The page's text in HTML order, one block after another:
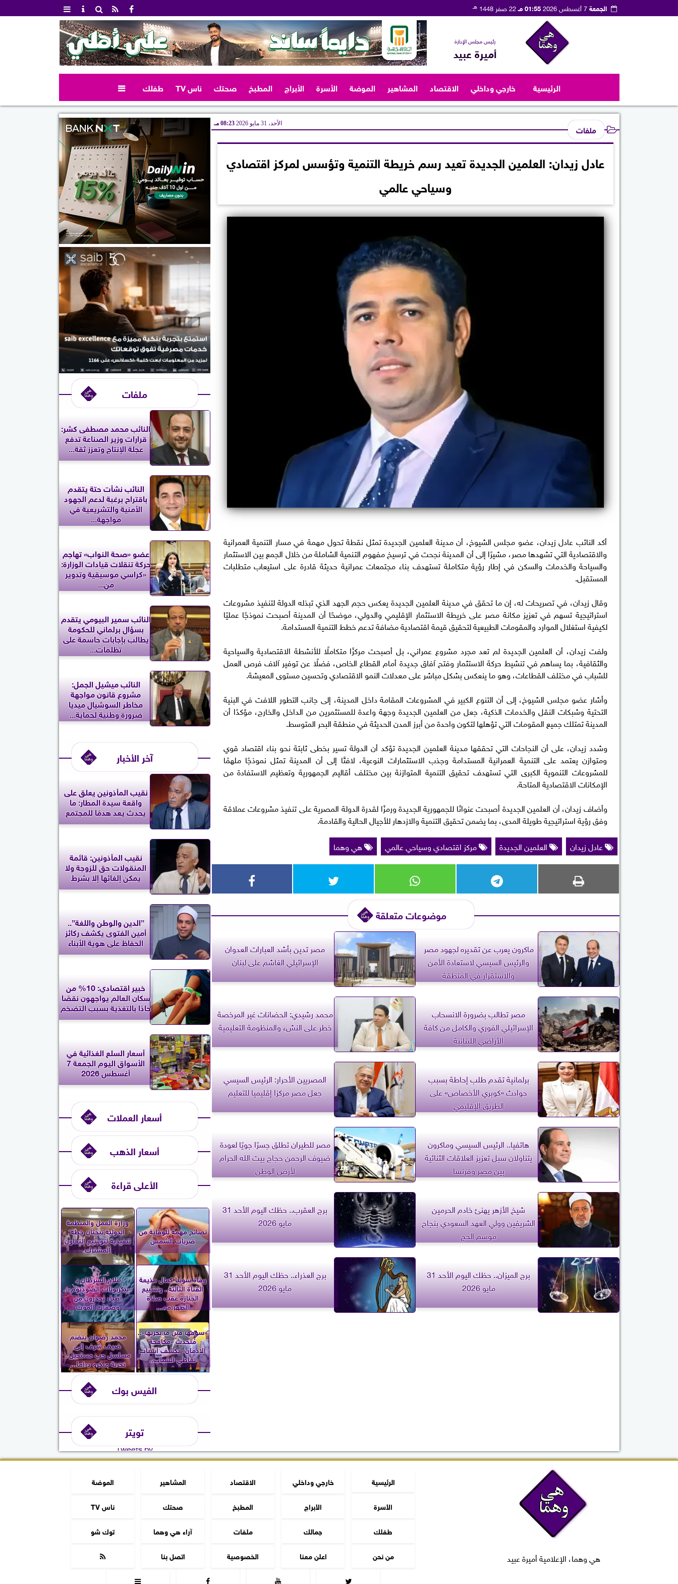
الجمعة7 أغسطس 2026 01:55 مـ 22 صفر 1448 هـ
رئيس مجلس الإدارة
أميرة عبيد
الرئيسية خارجي وداخلي الاقتصاد المشاهير الموضة الأسرة الأبراج المطبخ صحتك ناس TV طفلك 
ملفات الأحد، 31 مايو 2026 08:23 مـ
عادل زيدان: العلمين الجديدة تعيد رسم خريطة التنمية وتؤسس لمركز اقتصادي
وسياحي عالمي
أكد النائب عادل زيدان، عضو مجلس الشيوخ، أن مدينة العلمين الجديدة تمثل نقطة تحول مهمة في مسار التنمية العمرانية
والاقتصادية التي تشهدها مصر، مشيرًا إلى أن المدينة نجحت في ترسيخ مفهوم التنمية الشاملة من خلال الجمع بين الاستثمار
والسياحة والخدمات والسكن في إطار رؤية متكاملة تستهدف بناء مجتمعات عمرانية حديثة قادرة على استيعاب متطلبات
المستقبل.
وقال زيدان، في تصريحات له، إن ما تحقق في مدينة العلمين الجديدة يعكس حجم الجهد الذي تبذله الدولة لتنفيذ مشروعات
استراتيجية تسهم في تعزيز مكانة مصر على خريطة الاستثمار الإقليمي والدولي، موضحًا أن المدينة أصبحت نموذجًا عمليًا
لكيفية استغلال الموارد والمقومات الطبيعية لتحقيق قيمة اقتصادية مضافة تدعم خطط التنمية المستدامة.
ولفت زيدان، أن العلمين الجديدة لم تعد مجرد مشروع عمراني، بل أصبحت مركزًا متكاملًا للأنشطة الاقتصادية والسياحية
والثقافية، بما يساهم في تنشيط حركة الاستثمار وفتح آفاق جديدة أمام القطاع الخاص، فضلًا عن توفير آلاف فرص العمل
للشباب في مختلف القطاعات، وهو ما ينعكس بشكل مباشر على معدلات النمو الاقتصادي وتحسين مستوى المعيشة.
وأشار عضو مجلس الشيوخ، إلى أن التنوع الكبير في المشروعات المقامة داخل المدينة، إلى جانب التطور اللافت في البنية
التحتية وشبكات النقل والخدمات الذكية، جعل من العلمين الجديدة وجهة واعدة للمستثمرين من الداخل والخارج، مؤكدًا أن
المدينة تمتلك جميع المقومات التي تؤهلها لتكون واحدة من أبرز المدن الحديثة في منطقة البحر المتوسط.
وشدد زيدان، على أن النجاحات التي تحققها مدينة العلمين الجديدة تؤكد أن الدولة تسير بخطى ثابتة نحو بناء اقتصاد قوي
ومتوازن يعتمد على التنمية العمرانية المستدامة وجذب الاستثمارات النوعية، لافتًا إلى أن المدينة تمثل نموذجًا ملهمًا
للمشروعات التنموية الكبرى التي تستهدف تحقيق التنمية المتوازنة بين مختلف أقاليم الجمهورية وتعظيم الاستفادة من
الإمكانات الاقتصادية المتاحة.
وأضاف زيدان، أن العلمين الجديدة أصبحت عنوانًا للجمهورية الجديدة ورمزًا لقدرة الدولة المصرية على تنفيذ مشروعات عملاقة
وفق رؤية استراتيجية طويلة المدى، بما يضمن تحقيق التنمية والازدهار للأجيال الحالية والقادمة.
عادل زيدان
العلمين الجديدة مركز اقتصادي وسياحي عالمي هي وهما
موضوعات متعلقة
ماكرون يعرب عن تقديره لجهود مصر
والرئيس السيسي لاستعادة الأمن
والاستقرار في المنطقة
مصر تدين بأشد العبارات العدوان
الإسرائيلي الغاشم على لبنان
مصر تطالب بضرورة الانسحاب
الإسرائيلي الفوري والكامل من كافة
الأراضي اللبنانية
محمد رشيدي: الحضانات غير المرخصة
خطر على النشء والمنظومة التعليمية
برلمانية تقدم طلب إحاطة بسبب
حوادث «كوبري الأخصاص» على
الطريق الإقليمي
المصريين الأحرار: الرئيس السيسي
جعل مصر مركزا إقليميا للتعليم
هاتفيا.. الرئيس السيسي وماكرون
يتناولان سبل تعزيز العلاقات الثنائية
بين مصر وفرنسا
مصر للطيران تطلق جسرًا جويًا لعودة
ضيوف الرحمن حجاج بيت الله الحرام
لأرض الوطن
شيخ الأزهر يهنئ خادم الحرمين
الشريفين وولي العهد السعودي بنجاح
موسم الحج
برج العقرب.. حظك اليوم الأحد 31
مايو 2026
برج الميزان.. حظك اليوم الأحد 31
مايو 2026
برج العذراء.. حظك اليوم الأحد 31
مايو 2026
ملفات
النائب محمد مصطفى كشر:
قرارات وزير الصناعة تدفع
عجلة الإنتاج وتعزز ثقة...
النائب نشأت حتة يتقدم
باقتراح برغبة لدعم الجهود
الأمنية والتشريعية في
مواجهة...
عضو «صحة النواب» تهاجم
حركة تنقلات قيادات الوزارة:
«كراسي موسيقية وتدوير
من...
النائب سمير البيومي يتقدم
بسؤال برلماني للحكومة
يطالب بإجابات حاسمة على
تظلمات...
النائب ميشيل الجمل:
مشروع قانون مواجهة
مخاطر السوشيال ميديا
ضرورة وطنية لحماية...
آخر الأخبار
نقيب المأذونين يعلق على
واقعة سيدة المطار: ما
يحدث يعد هدمًا للمجتمع
نقيب المأذونين: قائمة
المنقولات حق للزوجة ولا
يمكن إلغائها إلا بشرط
”الدين والوطن واللغة”..
أمين الفتوى يكشف ركائز
الحفاظ على هوية الأبناء
خبير اقتصادي: 10% من
سكان العالم يواجهون نقصًا
حادًا بالتغذية بسبب التضخم
أسعار السلع الغذائية في
الأسواق اليوم الجمعة 7
أغسطس 2026
أسعار العملات
أسعار الذهب
الأعلى قراءة
نصائح مهمة للوقاية من
ضربات الشمس
وزارة العمل والمنظمة
الدولية تبحثان خطة
تنفيذية لتوسيع التعاون
المشترك
وفاة سونيا كمال مذيعة
القناة الثالثة.. وتشييع
الجنازة عقب صلاة
الظهر من...
علاج السرطان بـ
«بيكربونات الصوديوم»..
أطباء يُحذّرون من
وصفات الموت
«شوفها قبل ما تجربها»..
مُتحدث «مكافحة
الإدمان» يكشف أسباب
تعاطي الشباب..
ويُعلن...
محمد رضوان ينضم
ضيف شرف إلى
مسلسل حب مستحيل..
تجربة ميكرو دراما...
الفيس بوك
تويتر
Tweets by
هي وهما، الإعلامية أميرة عبيد
الرئيسية خارجي وداخلي الاقتصاد المشاهير
الموضة
الأسرة
الأبراج المطبخ صحتك
ناس TV
طفلك
جمالك ملفات آراء هي وهما
توك شو
من نحن
اعلن معنا الخصوصية اتصل بنا




